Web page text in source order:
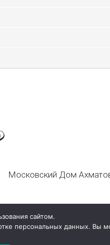
Московский Дом
сайтом.
персональных данных. Вы